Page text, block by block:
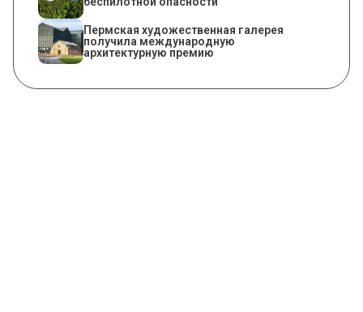
Пермская художественная галерея
получила международную
архитектурную премию